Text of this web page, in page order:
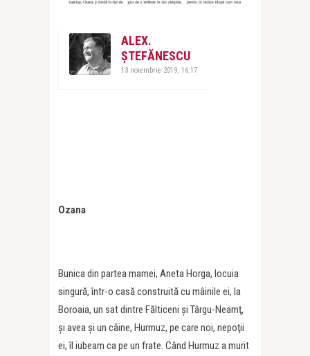
ALEX.
ȘTEFĂNESCU
13 noiembrie 2019, 16:17
Ozana
Bunica din partea mamei, Aneta Horga, locuia
singură, într-o casă construită cu mâinile ei, la
Boroaia, un sat dintre Fălticeni şi Târgu-Neamţ,
şi avea şi un câine, Hurmuz, pe care noi, nepoţii
ei, îl iubeam ca pe un frate. Când Hurmuz a murit